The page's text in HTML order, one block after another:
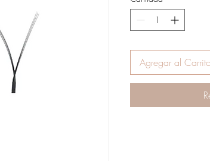
Agregar al